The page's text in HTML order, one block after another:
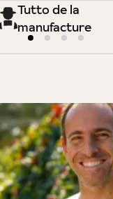
Tutto de la
manufacture